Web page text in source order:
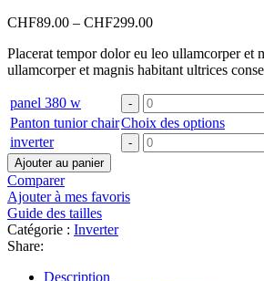
CHF89.00 – CHF299.00
Placerat tempor dolor eu leo ullamcorper et
ullamcorper et magnis habitant ultrices
panel 380 w
quantité
de
panel
380
Panton tunior chairChoix des options
inverter
quantité
de
Ajouter au panier
Comparer
Ajouter à mes favoris
Guide des tailles
Catégorie : Inverter
Share:
Description